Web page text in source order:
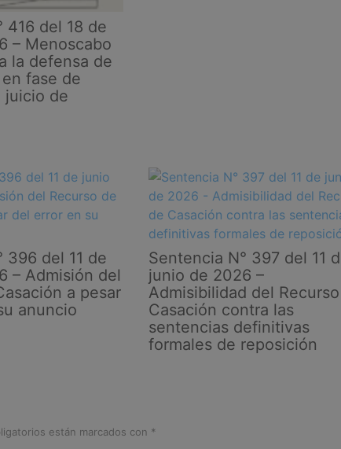
416 del 18 de
– Menoscabo
la defensa de
fase de
juicio de
396 del 11 de
– Admisión del
a pesar
anuncio
Sentencia N° 397 del 11
junio de 2026 –
Admisibilidad del
Casación contra las
sentencias definitivas
formales de reposición
están marcados con *